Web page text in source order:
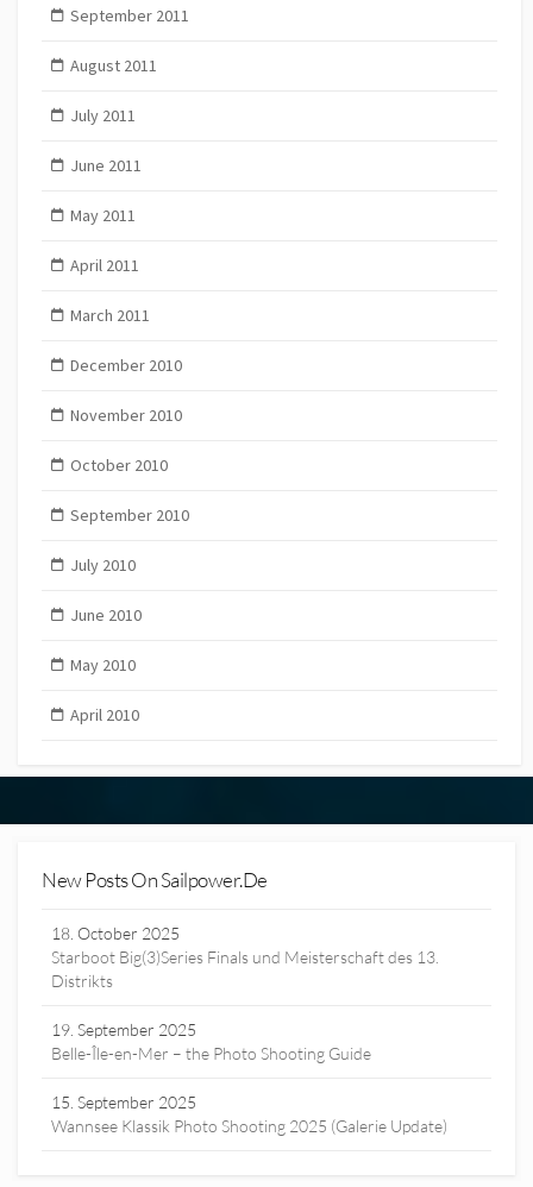
September 2011
August 2011
July 2011
June 2011
May 2011
April 2011
March 2011
December 2010
November 2010
October 2010
September 2010
July 2010
June 2010
May 2010
April 2010
New Posts On Sailpower.de
18. October 2025
Starboot Big(3)Series Finals und Meisterschaft des 13.
Distrikts
19. September 2025
Belle-Île-en-Mer – the Photo Shooting Guide
15. September 2025
Wannsee Klassik Photo Shooting 2025 (Galerie Update)